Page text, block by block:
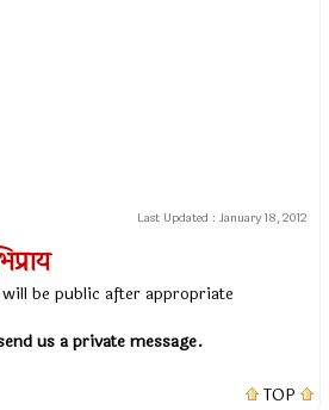
Last Updated : January 18, 2012
be public after appropriate
us a private message.
TOP